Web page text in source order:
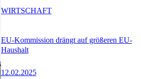
EU-Kommission drängt auf größeren EU-
Haushalt
12.02.2025
WIRTSCHAFT